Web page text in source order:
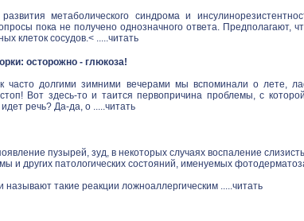
метаболического синдрома и
пока не получено однозначного ответа.
клеток сосудов.< .....читать
осторожно - глюкоза!
долгими зимними вечерами мы вспоминали о лете,
Вот здесь-то и таится первопричина проблемы, с
речь? Да-да, о .....читать
пузырей, зуд, в некоторых случаях воспаление
и других патологических состояний, именуемых
называют такие реакции ложноаллергическим .....читать